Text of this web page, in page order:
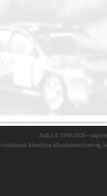
DuEn © 1999-2026 •
bármilyen alkotóeleme (szöveg,